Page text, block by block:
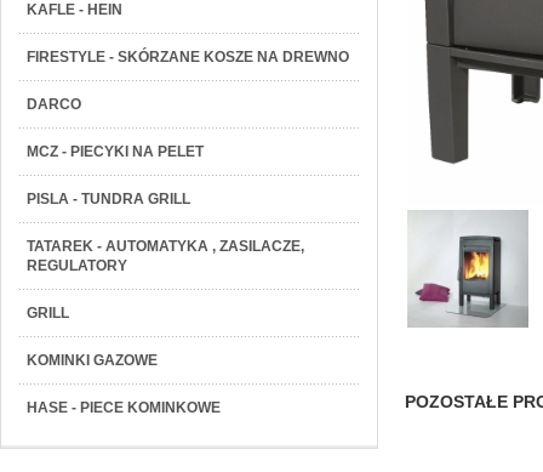
KAFLE - HEIN
FIRESTYLE - SKÓRZANE KOSZE NA DREWNO
DARCO
MCZ - PIECYKI NA PELET
PISLA - TUNDRA GRILL
TATAREK - AUTOMATYKA , ZASILACZE,
REGULATORY
GRILL
KOMINKI GAZOWE
HASE - PIECE KOMINKOWE POZOSTAŁE